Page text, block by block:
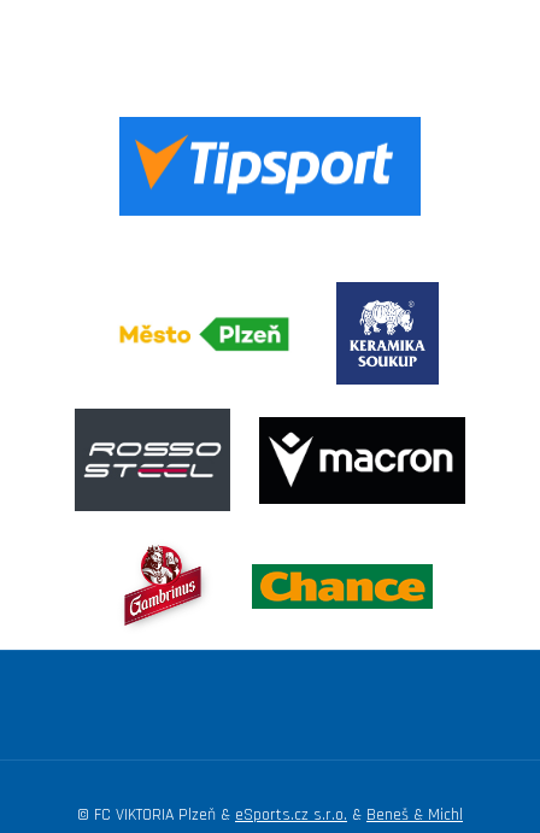
© FC VIKTORIA Plzeň & eSports.cz s.r.o. & Beneš & Michl